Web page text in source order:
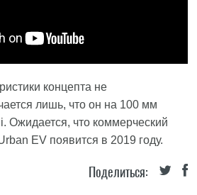
концепта не
лишь, что он на 100 мм
Ожидается, что коммерческий
EV появится в 2019 году.
Поделиться: